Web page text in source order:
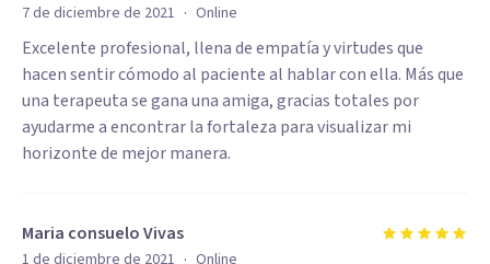
7 de diciembre de 2021 · Online
Excelente profesional, llena de empatía y virtudes que
hacen sentir cómodo al paciente al hablar con ella. Más que
una terapeuta se gana una amiga, gracias totales por
ayudarme a encontrar la fortaleza para visualizar mi
horizonte de mejor manera.
Maria consuelo Vivas
1 de diciembre de 2021 Online